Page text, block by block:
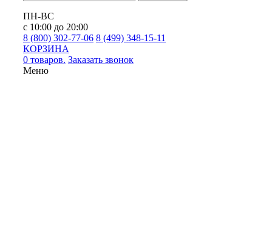
ПН-ВС
с 10:00 до 20:00
8 (800) 302-77-06 8 (499) 348-15-11
КОРЗИНА
0 товаров. Заказать звонок
Меню